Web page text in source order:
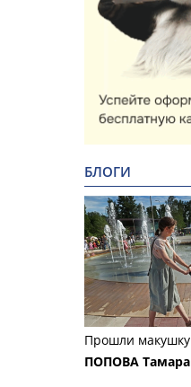
БЛОГИ
Прошли макушку
ПОПОВА Тамара